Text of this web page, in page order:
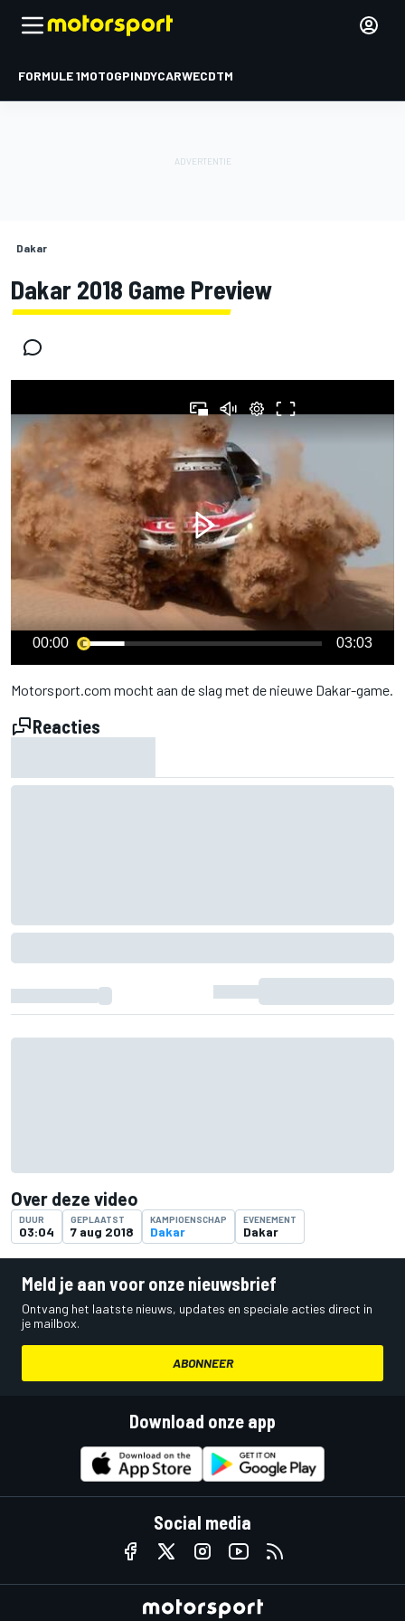
FORMULE 1MOTOGPINDYCARWECDTM
Dakar
Dakar 2018 Game Preview
00:00 03:03
Motorsport.com mocht aan de slag met de nieuwe Dakar-game.
Reacties
Over deze video
DUUR
03:04
GEPLAATST
7 aug 2018
KAMPIOENSCHAP
Dakar
EVENEMENT
Dakar
Meld je aan voor onze nieuwsbrief
Ontvang het laatste nieuws, updates en speciale acties direct in
je mailbox.
ABONNEER
Download onze app
Social media